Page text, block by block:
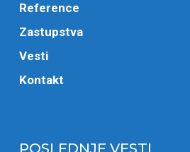
Reference
Zastupstva
Vesti
Kontakt